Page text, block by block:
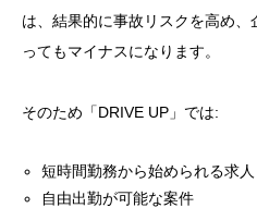
は、結果的に事故リスクを高め、
ってもマイナスになります。
そのため「DRIVE UP」では:
短時間勤務から始められる求人
自由出勤が可能な案件